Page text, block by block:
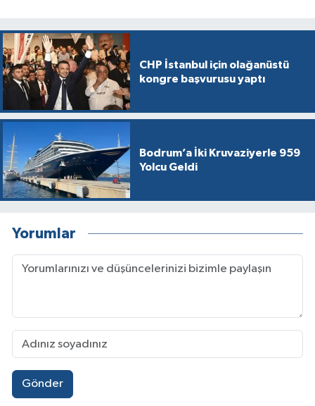
CHP İstanbul için olağanüstü
kongre başvurusu yaptı
Bodrum’a İki Kruvaziyerle 959
Yolcu Geldi
Yorumlar
Gönder